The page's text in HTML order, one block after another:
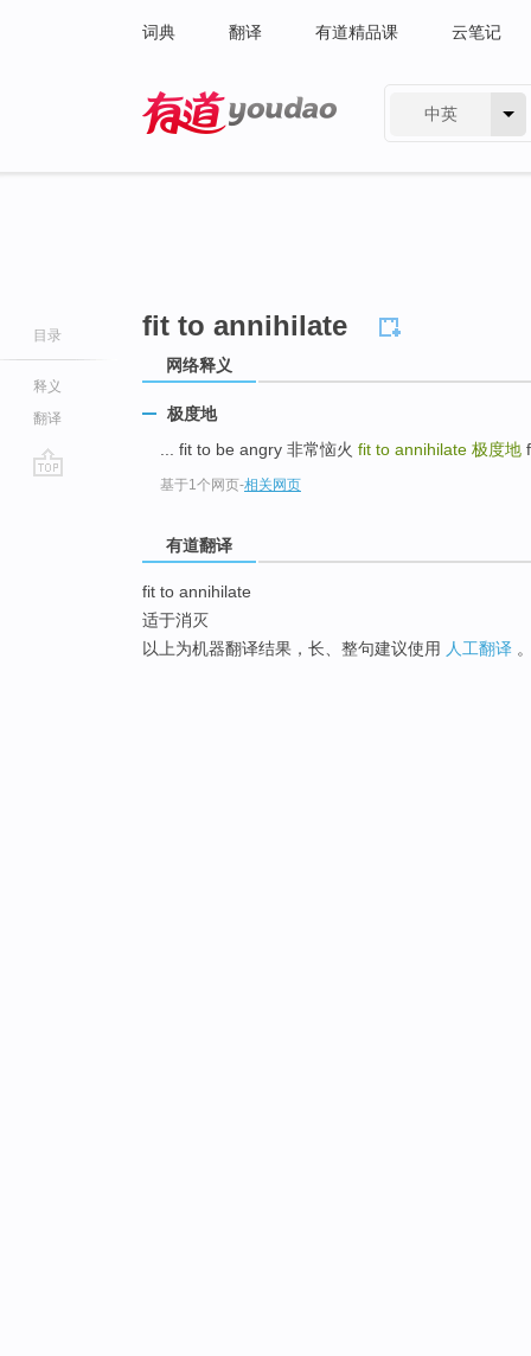
词典 翻译 有道精品课 云笔记
中英
目录
释义
翻译
fit to annihilate
网络释义
极度地
... fit to be angry 非常恼火 fit to annihilate 极度地
基于1个网页-相关网页
有道翻译
fit to annihilate
适于消灭
以上为机器翻译结果，长、整句建议使用 人工翻译